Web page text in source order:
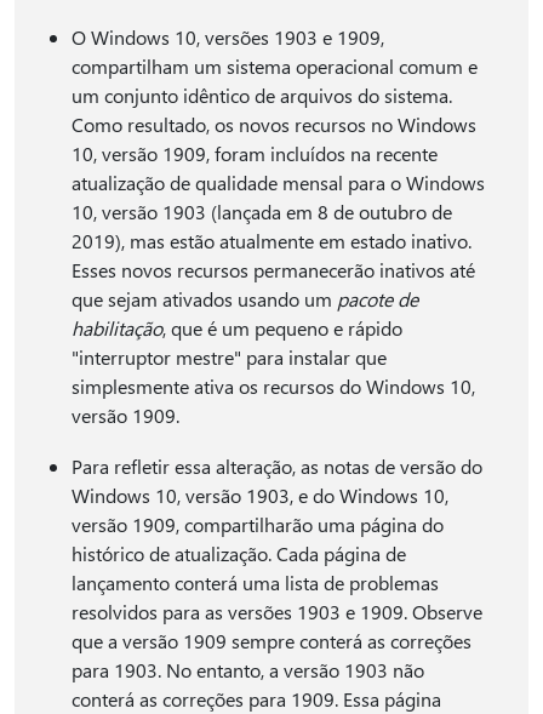
O Windows 10, versões 1903 e 1909,
compartilham um sistema operacional comum e
um conjunto idêntico de arquivos do sistema.
Como resultado, os novos recursos no Windows
10, versão 1909, foram incluídos na recente
atualização de qualidade mensal para o Windows
10, versão 1903 (lançada em 8 de outubro de
2019), mas estão atualmente em estado inativo.
Esses novos recursos permanecerão inativos até
que sejam ativados usando um pacote de
habilitação, que é um pequeno e rápido
"interruptor mestre" para instalar que
simplesmente ativa os recursos do Windows 10,
versão 1909.
Para refletir essa alteração, as notas de versão do
Windows 10, versão 1903, e do Windows 10,
versão 1909, compartilharão uma página do
histórico de atualização. Cada página de
lançamento conterá uma lista de problemas
resolvidos para as versões 1903 e 1909. Observe
que a versão 1909 sempre conterá as correções
para 1903. No entanto, a versão 1903 não
conterá as correções para 1909. Essa página